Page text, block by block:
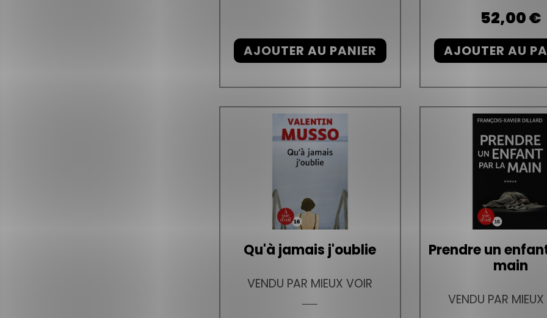
AJOUTER AU PANIER
Prix
52,00 €
AJOUTER AU
Qu'à jamais j'oublie
VENDU PAR MIEUX VOIR
Prendre un
main
VENDU PAR